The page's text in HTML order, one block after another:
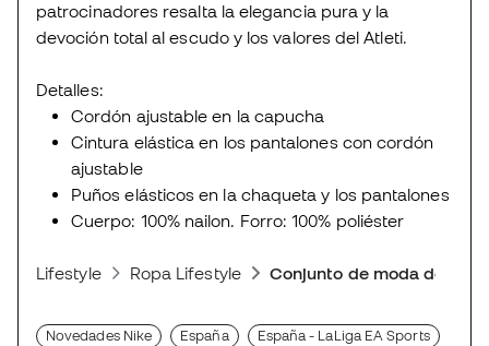
patrocinadores resalta la elegancia pura y la
devoción total al escudo y los valores del Atleti.
Detalles:
Cordón ajustable en la capucha
Cintura elástica en los pantalones con cordón
ajustable
Puños elásticos en la chaqueta y los pantalones
Cuerpo: 100% nailon. Forro: 100% poliéster
Lifestyle Ropa Lifestyle Conjunto de moda
Novedades Nike España España - LaLiga EA Sports